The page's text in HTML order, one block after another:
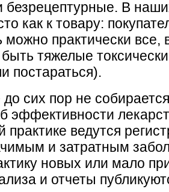
безрецептурные. В
как к товару:
можно практически все,
быть тяжелые
постараться).
сих пор не
эффективности
практике ведутся
и затратным
новых или мало
и отчеты